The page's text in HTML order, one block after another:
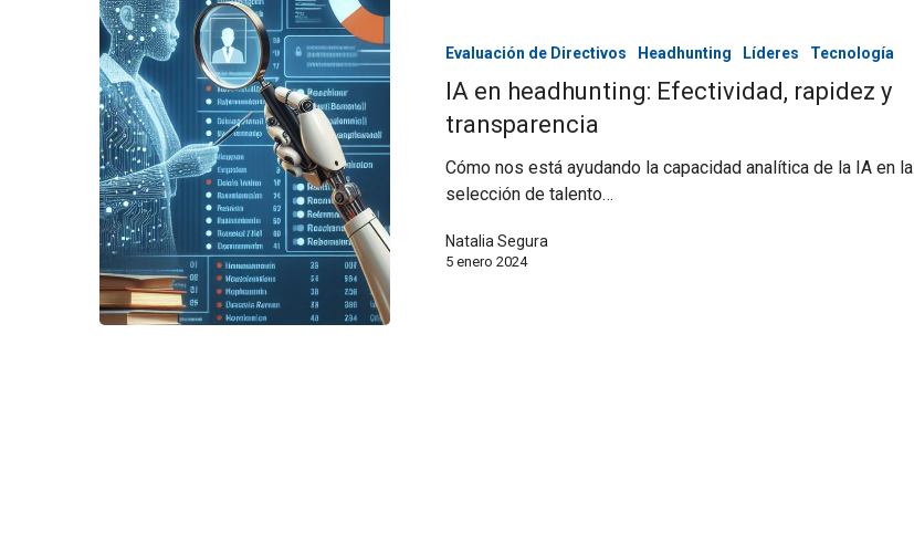
Evaluación de Directivos Headhunting Líderes Tecnología
IA en headhunting: Efectividad, rapidez y
transparencia
Cómo nos está ayudando la capacidad analítica de la IA en la
selección de talento…
Natalia Segura
5 enero 2024